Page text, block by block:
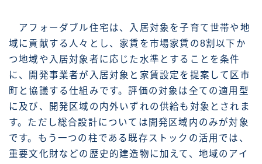
アフォーダブル住宅は、入居対象を子育て世帯や地
域に貢献する人々とし、家賃を市場家賃の8割以下か
つ地域や入居対象者に応じた水準とすることを条件
に、開発事業者が入居対象と家賃設定を提案して区市
町と協議する仕組みです。評価の対象は全ての適用型
に及び、開発区域の内外いずれの供給も対象とされま
す。ただし総合設計については開発区域内のみが対象
です。もう一つの柱である既存ストックの活用では、
重要文化財などの歴史的建造物に加えて、地域のアイ